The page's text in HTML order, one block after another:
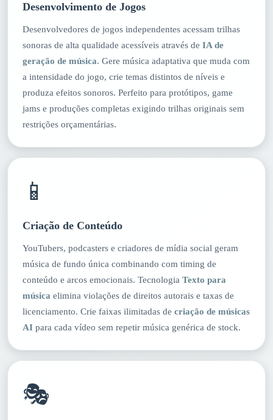
Desenvolvimento de Jogos
Desenvolvedores de jogos independentes acessam trilhas
sonoras de alta qualidade acessíveis através de IA de
geração de música. Gere música adaptativa que muda com
a intensidade do jogo, crie temas distintos de níveis e
produza efeitos sonoros. Perfeito para protótipos, game
jams e produções completas exigindo trilhas originais sem
restrições orçamentárias.
📱
Criação de Conteúdo
YouTubers, podcasters e criadores de mídia social geram
música de fundo única combinando com timing de
conteúdo e arcos emocionais. Tecnologia Texto para
música elimina violações de direitos autorais e taxas de
licenciamento. Crie faixas ilimitadas de criação de músicas
AI para cada vídeo sem repetir música genérica de stock.
🎭